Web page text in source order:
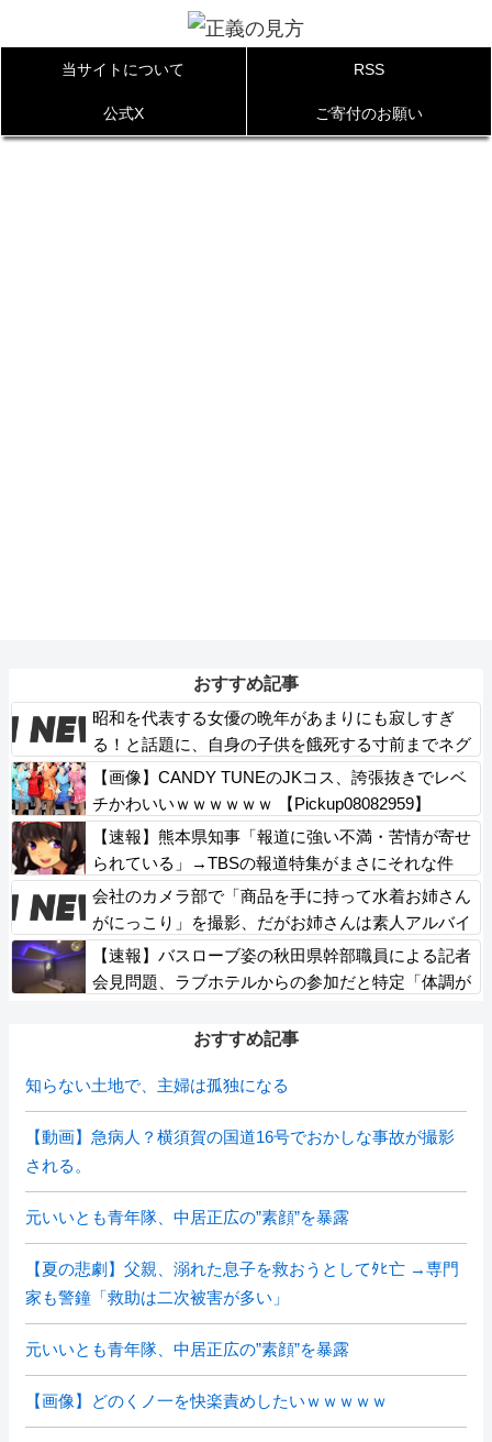
当サイトについて RSS
公式X ご寄付のお願い
おすすめ記事
昭和を代表する女優の晩年があまりにも寂しすぎ
る！と話題に、自身の子供を餓死する寸前までネグ
レクトした挙句……
【画像】CANDY TUNEのJKコス、誇張抜きでレベ
チかわいいｗｗｗｗｗｗ 【Pickup08082959】
【速報】熊本県知事「報道に強い不満・苦情が寄せ
られている」→TBSの報道特集がまさにそれな件
会社のカメラ部で「商品を手に持って水着お姉さん
がにっこり」を撮影、だがお姉さんは素人アルバイ
トで親バレした結果……
【速報】バスローブ姿の秋田県幹部職員による記者
会見問題、ラブホテルからの参加だと特定「体調が
おすすめ記事
知らない土地で、主婦は孤独になる
【動画】急病人？横須賀の国道16号でおかしな事故が撮影
される。
元いいとも青年隊、中居正広の”素顔”を暴露
【夏の悲劇】父親、溺れた息子を救おうとしてﾀﾋ亡 →専門
家も警鐘「救助は二次被害が多い」
元いいとも青年隊、中居正広の”素顔”を暴露
【画像】どのくノ一を快楽責めしたいｗｗｗｗｗ